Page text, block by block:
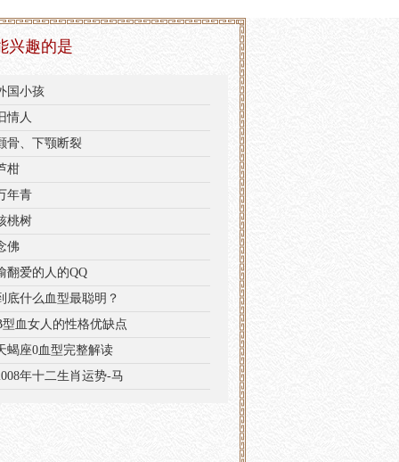
兴趣的是
国小孩
情人
骨、下颚断裂
柑
年青
桃树
佛
翻爱的人的QQ
底什么血型最聪明？
型血女人的性格优缺点
蝎座0血型完整解读
年十二生肖运势-马